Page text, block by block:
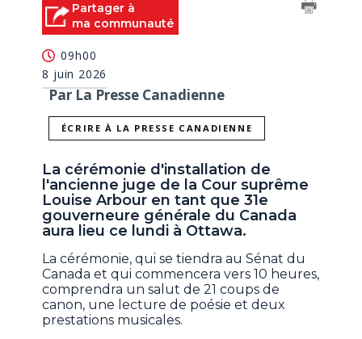
Partager à
ma communauté
09h00
8 juin 2026
Par La Presse Canadienne
ÉCRIRE À LA PRESSE CANADIENNE
La cérémonie d'installation de
l'ancienne juge de la Cour suprême
Louise Arbour en tant que 31e
gouverneure générale du Canada
aura lieu ce lundi à Ottawa.
La cérémonie, qui se tiendra au Sénat du
Canada et qui commencera vers 10 heures,
comprendra un salut de 21 coups de
canon, une lecture de poésie et deux
prestations musicales.